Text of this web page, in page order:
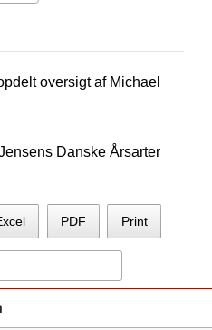
oversigt af Michael
Danske Årsarter
PDF Print